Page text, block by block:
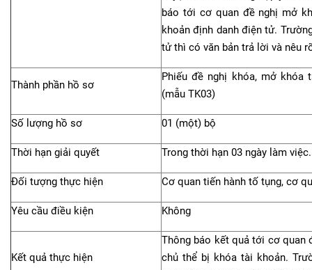
báo tới cơ quan đề nghị mở
khoản định danh điện tử.
tử thì có văn bản trả lời và nêu
Thành phần hồ sơ
Phiếu đề nghị khóa, mở
(mẫu TK03)
Số lượng hồ sơ 01 (một) bộ
Thời hạn giải quyết Trong thời hạn 03 ngày làm việc.
Đối tượng thực hiện Cơ quan tiến hành tố tụng, cơ
Yêu cầu điều kiện Không
Kết quả thực hiện
Thông báo kết quả tới cơ quan
chủ thể bị khóa tài khoản.